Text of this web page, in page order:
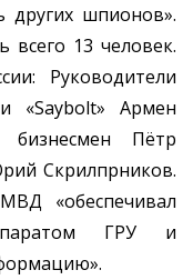
других шпионов».
всего 13 человек.
Руководители
«Saybolt» Армен
Пётр
Скрилпрников.
«обеспечивал
ГРУ и